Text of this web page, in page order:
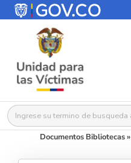
Buscar:
Documentos Bibliotecas»